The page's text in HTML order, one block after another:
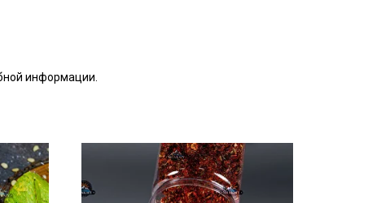
информации.